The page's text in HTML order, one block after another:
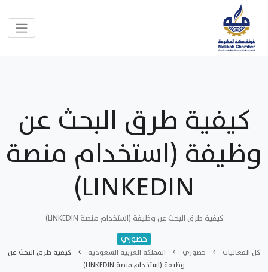
كيفية طرق البحث عن
وظيفة (استخدام منصة
LINKEDIN)
كيفية طرق البحث عن وظيفة (استخدام منصة LINKEDIN)
حضوري
كل الفعاليات حضوري المملكة العربية السعودية
كيفية طرق البحث عن
وظيفة (استخدام منصة LINKEDIN)